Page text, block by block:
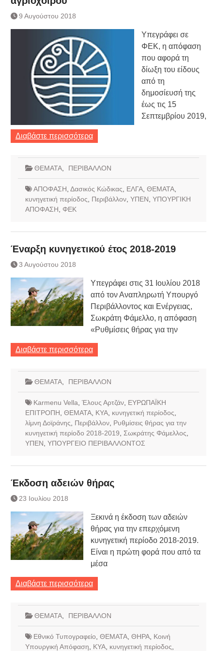
Συναλλάγματος &
Τραπεζογραμματίων 7-3-2019
Ημερήσιο Δελτίο Τιμών
Συναλλάγματος &
Τραπεζογραμματίων 4-3-2019
Κάθοδος αγροτών
Δικαιοσύνη
9 Αυγούστου 2018
Υπεγράφει σε
ΦΕΚ, η απόφαση
που αφορά τη
δίωξη του είδους
από τη
δημοσίευσή της
έως τις 15
Σεπτεμβρίου 2019,
Διαβάστε περισσότερα
ΘΕΜΑΤΑ, ΠΕΡΙΒΑΛΛΟΝ
ΑΠΟΦΑΣΗ Δασικός Κώδικας ΕΛΓΑ, ΘΕΜΑΤΑ,
κυνηγετική περίοδος
Περιβάλλον, ΥΠΕΝ ΥΠΟΥΡΓΙΚΗ
ΑΠΟΦΑΣΗ
ΦΕΚ
Έναρξη κυνηγετικού έτος 2018-2019
3 Αυγούστου 2018
Υπεγράφει στις 31 Ιουλίου 2018
από τον Αναπληρωτή Υπουργό
Περιβάλλοντος και Ενέργειας,
Σωκράτη Φάμελλο, η απόφαση
«Ρυθμίσεις θήρας για την
Διαβάστε περισσότερα
ΘΕΜΑΤΑ, ΠΕΡΙΒΑΛΛΟΝ
Karmenu Vella Έλους Αρτζάν, ΕΥΡΩΠΑΪΚΗ
ΕΠΙΤΡΟΠΗ ΘΕΜΑΤΑ, ΚΥΑ, κυνηγετική περίοδος
λίμνη Δοϊράνης
Περιβάλλον, Ρυθμίσεις θήρας για την
κυνηγετική περίοδο 2018-2019
Σωκράτης Φάμελλος
ΥΠΕΝ ΥΠΟΥΡΓΕΙΟ ΠΕΡΙΒΑΛΛΟΝΤΟΣ
Έκδοση αδειών θήρας
23 Ιουλίου 2018
Ξεκινά η έκδοση των αδειών
θήρας για την επερχόμενη
κυνηγετική περίοδο 2018-2019.
Είναι η πρώτη φορά που από τα
μέσα
Διαβάστε περισσότερα
ΘΕΜΑΤΑ, ΠΕΡΙΒΑΛΛΟΝ
Εθνικό Τυπογραφείο ΘΕΜΑΤΑ, ΘΗΡΑ, Κοινή
Υπουργική Απόφαση
ΚΥΑ, κυνηγετική περίοδος